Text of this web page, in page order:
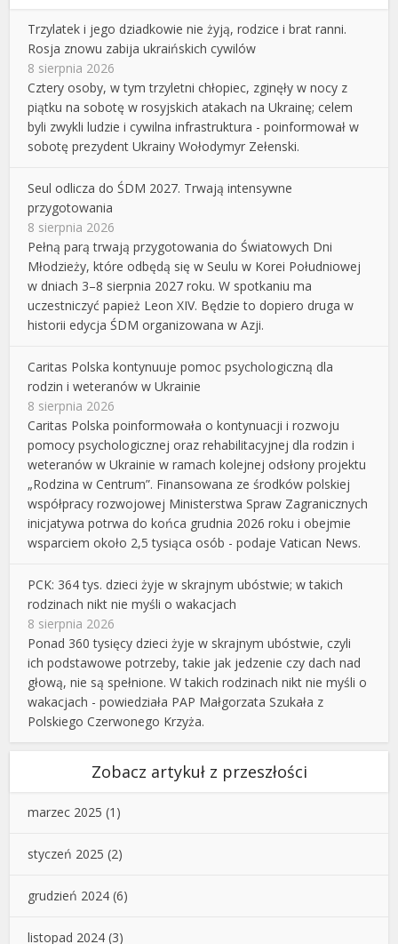
Trzylatek i jego dziadkowie nie żyją, rodzice i brat ranni.
Rosja znowu zabija ukraińskich cywilów
8 sierpnia 2026
Cztery osoby, w tym trzyletni chłopiec, zginęły w nocy z
piątku na sobotę w rosyjskich atakach na Ukrainę; celem
byli zwykli ludzie i cywilna infrastruktura - poinformował w
sobotę prezydent Ukrainy Wołodymyr Zełenski.
Seul odlicza do ŚDM 2027. Trwają intensywne
przygotowania
8 sierpnia 2026
Pełną parą trwają przygotowania do Światowych Dni
Młodzieży, które odbędą się w Seulu w Korei Południowej
w dniach 3–8 sierpnia 2027 roku. W spotkaniu ma
uczestniczyć papież Leon XIV. Będzie to dopiero druga w
historii edycja ŚDM organizowana w Azji.
Caritas Polska kontynuuje pomoc psychologiczną dla
rodzin i weteranów w Ukrainie
8 sierpnia 2026
Caritas Polska poinformowała o kontynuacji i rozwoju
pomocy psychologicznej oraz rehabilitacyjnej dla rodzin i
weteranów w Ukrainie w ramach kolejnej odsłony projektu
„Rodzina w Centrum”. Finansowana ze środków polskiej
współpracy rozwojowej Ministerstwa Spraw Zagranicznych
inicjatywa potrwa do końca grudnia 2026 roku i obejmie
wsparciem około 2,5 tysiąca osób - podaje Vatican News.
PCK: 364 tys. dzieci żyje w skrajnym ubóstwie; w takich
rodzinach nikt nie myśli o wakacjach
8 sierpnia 2026
Ponad 360 tysięcy dzieci żyje w skrajnym ubóstwie, czyli
ich podstawowe potrzeby, takie jak jedzenie czy dach nad
głową, nie są spełnione. W takich rodzinach nikt nie myśli o
wakacjach - powiedziała PAP Małgorzata Szukała z
Polskiego Czerwonego Krzyża.
Zobacz artykuł z przeszłości
marzec 2025 (1)
styczeń 2025 (2)
grudzień 2024 (6)
listopad 2024 (3)